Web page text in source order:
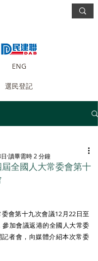
ENG
選民登記
全國人大常委會第十
讀畢需時 2 分鐘
會第十九次會議12月22日至
加會議返港的全國人大常委
者會，向媒體介紹本次常委